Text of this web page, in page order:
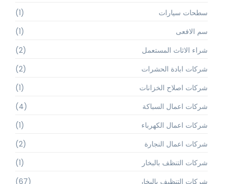
سطحات سيارات
(1)
سم الافعى
(1)
شراء الاثاث المستعمل
(2)
شركات ابادة الحشرات
(2)
شركات اصلاح الخزانات
(1)
شركات اعمال السباكة
(4)
شركات اعمال الكهرباء
(1)
شركات اعمال النجارة
(2)
شركات التنظف بالبخار
(1)
شركات التنظيف بالبخار
(67)